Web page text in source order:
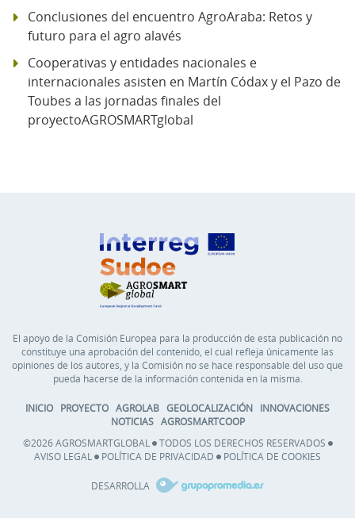
Conclusiones del encuentro AgroAraba: Retos y
futuro para el agro alavés
Cooperativas y entidades nacionales e
internacionales asisten en Martín Códax y el Pazo de
Toubes a las jornadas finales del
proyectoAGROSMARTglobal
El apoyo de la Comisión Europea para la producción de esta publicación no
constituye una aprobación del contenido, el cual refleja únicamente las
opiniones de los autores, y la Comisión no se hace responsable del uso que
pueda hacerse de la información contenida en la misma.
INICIO PROYECTO AGROLAB GEOLOCALIZACIÓN
INNOVACIONES
NOTICIAS AGROSMARTCOOP
©2026 AGROSMARTGLOBAL
TODOS LOS DERECHOS RESERVADOS
AVISO LEGAL
POLÍTICA DE PRIVACIDAD POLÍTICA DE COOKIES
DESARROLLA